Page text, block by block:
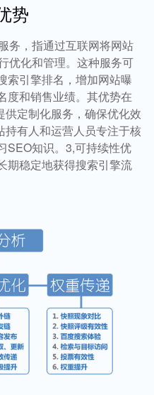
势
务，指通过互联网将网站
优化和管理。这种服务可
索引擎排名，增加网站曝
度和销售业绩。其优势在
定制化服务，确保优化效
有人和运营人员专注于核
SEO知识。3,可持续性优
期稳定地获得搜索引擎流